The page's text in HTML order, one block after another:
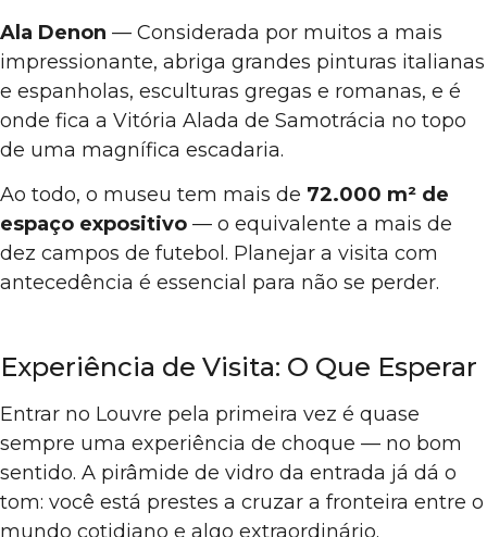
Ala Denon — Considerada por muitos a mais
impressionante, abriga grandes pinturas italianas
e espanholas, esculturas gregas e romanas, e é
onde fica a Vitória Alada de Samotrácia no topo
de uma magnífica escadaria.
Ao todo, o museu tem mais de 72.000 m² de
espaço expositivo — o equivalente a mais de
dez campos de futebol. Planejar a visita com
antecedência é essencial para não se perder.
Experiência de Visita: O Que Esperar
Entrar no Louvre pela primeira vez é quase
sempre uma experiência de choque — no bom
sentido. A pirâmide de vidro da entrada já dá o
tom: você está prestes a cruzar a fronteira entre o
mundo cotidiano e algo extraordinário.